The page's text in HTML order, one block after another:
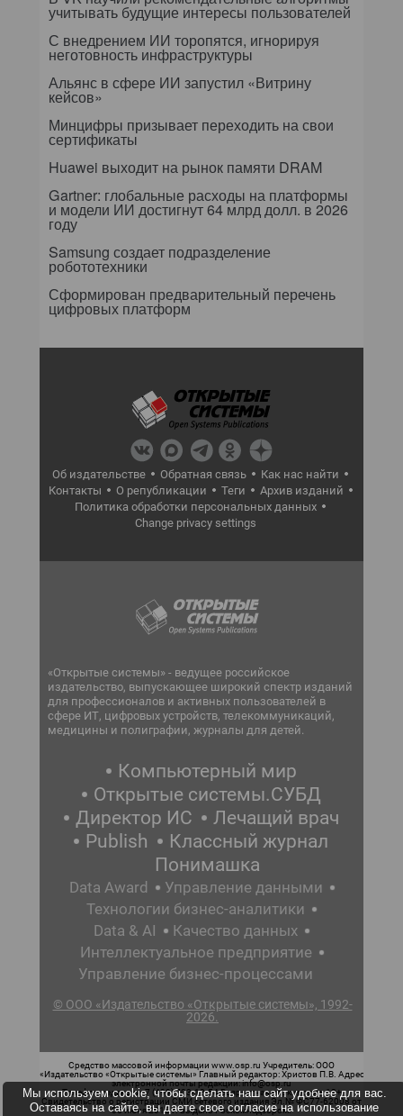
учитывать будущие интересы пользователей
С внедрением ИИ торопятся, игнорируя
неготовность инфраструктуры
Альянс в сфере ИИ запустил «Витрину
кейсов»
Минцифры призывает переходить на свои
сертификаты
Huawei выходит на рынок памяти DRAM
Gartner: глобальные расходы на платформы
и модели ИИ достигнут 64 млрд долл. в 2026
году
Samsung создает подразделение
робототехники
Сформирован предварительный перечень
цифровых платформ
Об издательстве Обратная связь
Как нас найти
Контакты
О републикации Теги
Архив изданий
Политика обработки персональных данных
Change privacy settings
«Открытые системы» - ведущее российское
издательство, выпускающее широкий спектр изданий
для профессионалов и активных пользователей в
сфере ИТ, цифровых устройств, телекоммуникаций,
медицины и полиграфии, журналы для детей.
Компьютерный мир
Открытые системы.СУБД
Директор ИС
Лечащий врач
Publish
Классный журнал
Понимашка
Data Award
Управление данными
Технологии бизнес-аналитики
Data & AI
Качество данных
Интеллектуальное предприятие
Управление бизнес-процессами
© ООО «Издательство «Открытые системы», 1992-
2026.
Средство массовой информации www.osp.ru Учредитель: ООО
«Издательство «Открытые системы» Главный редактор: Христов П.В. Адрес
электронной почты редакции: info@osp.ru
Телефон редакции: 7 (499) 703-18-54 Возрастная маркировка: 12+
Свидетельство о регистрации СМИ сетевого издания Эл.№ ФС77-62008 от
05 июня 2015 г. выдано Роскомнадзором.
Мы используем cookie, чтобы сделать наш сайт удобнее для вас.
Оставаясь на сайте, вы даете свое согласие на использование